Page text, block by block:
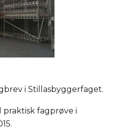
i Stillasbyggerfaget.
praktisk fagprøve i